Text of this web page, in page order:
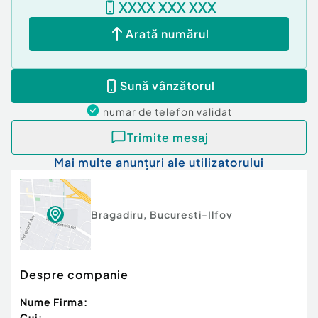
Va invitam cu drag sa descoperim impreuna noul
dumneavoastra camin!
Număr niveluri imobil:1
Posibilitate parcare: Nu
Curent
Canalizare
Sistem irigaţie
Încălzire
Climă
XXXX XXX XXX
Arată numărul
Sună vânzătorul
numar de telefon validat
Trimite mesaj
Mai multe anunțuri ale utilizatorului
Bragadiru, Bucuresti-Ilfov
Despre companie
Nume Firma: